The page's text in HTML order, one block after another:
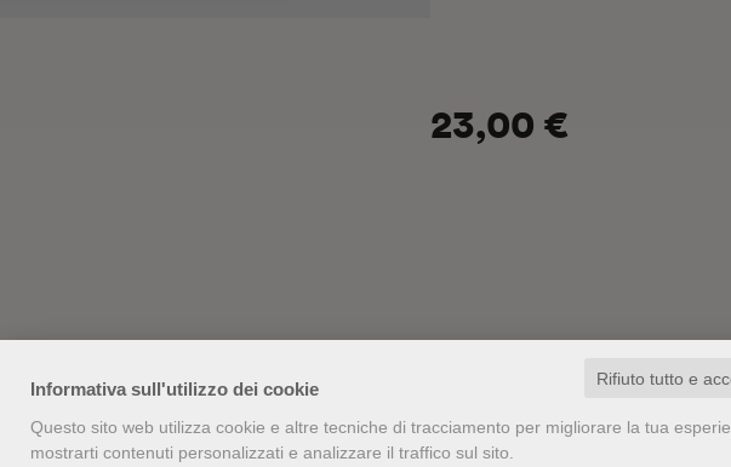
Informativa sull'utilizzo dei cookie
Rifiuto tutto e
Questo sito web utilizza cookie e altre tecniche di tracciamento per migliorare la tua
mostrarti contenuti personalizzati e analizzare il traffico sul sito.
l’arte, osservata attraverso il
tutta la sua complessa umanità.
23,00 €